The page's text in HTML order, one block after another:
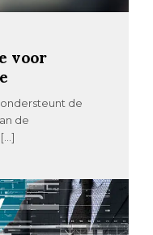
voor
de
de